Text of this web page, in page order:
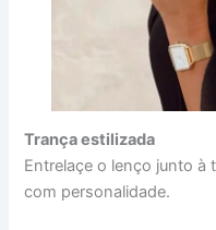
Trança estilizada
Entrelaçe o lenço junto à
com personalidade.